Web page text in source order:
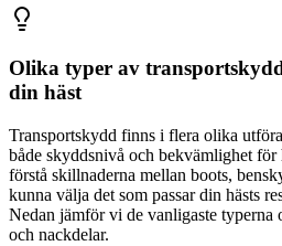
Olika typer av
din häst
Transportskydd finns i flera olika
både skyddsnivå och bekvämlighet
förstå skillnaderna mellan boots,
kunna välja det som passar din hästs
Nedan jämför vi de vanligaste typerna
och nackdelar.